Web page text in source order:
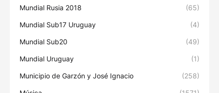
Mundial Rusia 2018 (65)
Mundial Sub17 Uruguay (4)
Mundial Sub20 (49)
Mundial Uruguay (1)
Municipio de Garzón y José Ignacio (258)